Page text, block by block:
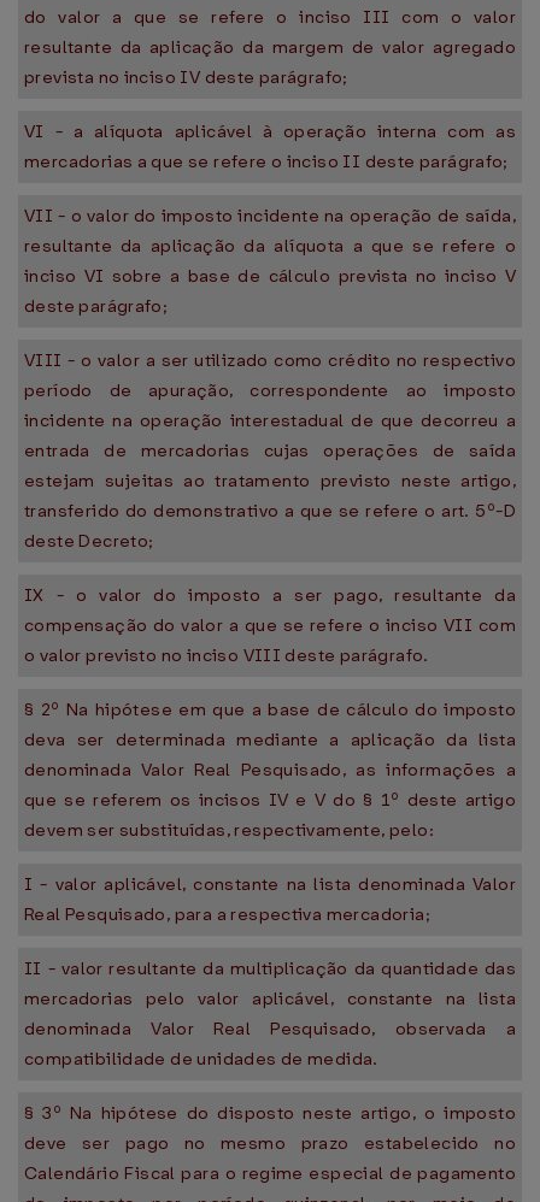
do valor a que se refere o inciso III com o valor
resultante da aplicação da margem de valor agregado
prevista no inciso IV deste parágrafo;
VI - a alíquota aplicável à operação interna com as
mercadorias a que se refere o inciso II deste parágrafo;
VII - o valor do imposto incidente na operação de saída,
resultante da aplicação da alíquota a que se refere o
inciso VI sobre a base de cálculo prevista no inciso V
deste parágrafo;
VIII - o valor a ser utilizado como crédito no respectivo
período de apuração, correspondente ao imposto
incidente na operação interestadual de que decorreu a
entrada de mercadorias cujas operações de saída
estejam sujeitas ao tratamento previsto neste artigo,
transferido do demonstrativo a que se refere o art. 5º-D
deste Decreto;
IX - o valor do imposto a ser pago, resultante da
compensação do valor a que se refere o inciso VII com
o valor previsto no inciso VIII deste parágrafo.
§ 2º Na hipótese em que a base de cálculo do imposto
deva ser determinada mediante a aplicação da lista
denominada Valor Real Pesquisado, as informações a
que se referem os incisos IV e V do § 1º deste artigo
devem ser substituídas, respectivamente, pelo:
I - valor aplicável, constante na lista denominada Valor
Real Pesquisado, para a respectiva mercadoria;
II - valor resultante da multiplicação da quantidade das
mercadorias pelo valor aplicável, constante na lista
denominada Valor Real Pesquisado, observada a
compatibilidade de unidades de medida.
§ 3º Na hipótese do disposto neste artigo, o imposto
deve ser pago no mesmo prazo estabelecido no
Calendário Fiscal para o regime especial de pagamento